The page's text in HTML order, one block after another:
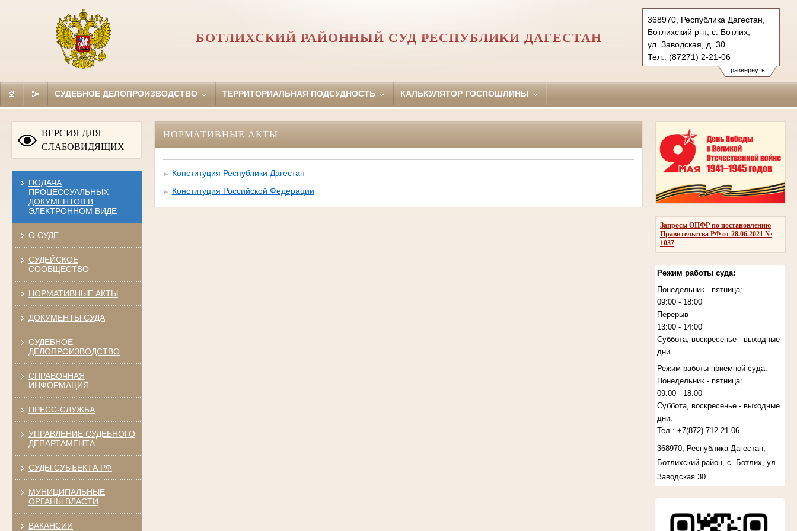
развернуть
368970, Республика Дагестан,
Ботлихский р-н, с. Ботлих,
ул. Заводская, д. 30
Тел.: (87271) 2-21-06
botlihskiy.dag@sudrf.ru
БОТЛИХСКИЙ РАЙОННЫЙ СУД РЕСПУБЛИКИ ДАГЕСТАН
СУДЕБНОЕ ДЕЛОПРОИЗВОДСТВО ТЕРРИТОРИАЛЬНАЯ ПОДСУДНОСТЬ КАЛЬКУЛЯТОР ГОСПОШЛИНЫ
ВЕРСИЯ ДЛЯ
СЛАБОВИДЯЩИХ
ПОДАЧА
ПРОЦЕССУАЛЬНЫХ
ДОКУМЕНТОВ В
ЭЛЕКТРОННОМ ВИДЕ
О СУДЕ
СУДЕЙСКОЕ
СООБЩЕСТВО
НОРМАТИВНЫЕ АКТЫ
ДОКУМЕНТЫ СУДА
СУДЕБНОЕ
ДЕЛОПРОИЗВОДСТВО
СПРАВОЧНАЯ
ИНФОРМАЦИЯ
ПРЕСС-СЛУЖБА
УПРАВЛЕНИЕ СУДЕБНОГО
ДЕПАРТАМЕНТА
СУДЫ СУБЪЕКТА РФ
МУНИЦИПАЛЬНЫЕ
ОРГАНЫ ВЛАСТИ
ВАКАНСИИ
Запросы ОПФР по постановлению
Правительства РФ от 28.06.2021 №
1037
Режим работы суда:
Понедельник - пятница:
09:00 - 18:00
Перерыв
13:00 - 14:00
Суббота, воскресенье - выходные
дни.
Режим работы приёмной суда:
Понедельник - пятница:
09:00 - 18:00
Суббота, воскресенье - выходные
дни.
Тел.: +7(872)712-21-06
368970, Республика Дагестан,
Ботлихский район, с. Ботлих, ул.
Заводская 30
НОРМАТИВНЫЕ АКТЫ
Конституция Республики Дагестан
Конституция Российской Федерации